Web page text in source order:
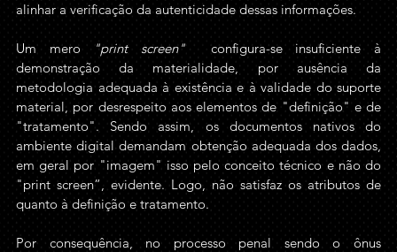
alinhar a verificação da autenticidade dessas informações.
Um mero "print screen" configura-se insuficiente à
demonstração da materialidade, por ausência da
metodologia adequada à existência e à validade do suporte
material, por desrespeito aos elementos de "definição" e de
"tratamento". Sendo assim, os documentos nativos do
ambiente digital demandam obtenção adequada dos dados,
em geral por "imagem" isso pelo conceito técnico e não do
"print screen”, evidente. Logo, não satisfaz os atributos de
quanto à definição e tratamento.
Por consequência, no processo penal sendo o ônus